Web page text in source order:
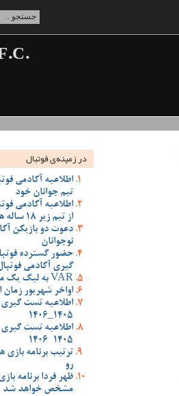
در زمینه‌ی فوتبال
اطلاعیه آکادمی
تیم جوانان خود
اطلاعیه آکادمی
از تیم زیر 18 ساله های خود
دعوت دو بازیکن
نوجوانان
حضور گسترده
گیری آکادمی
VAR به لیگ یک می آید؟!
اواخر شهریور
اطلاعیه تست
1405_1406
اطلاعیه تست گیری
1405-1406
ترتیب برنامه
رو
ظهر فردا برنامه
مشخص خواهد شد